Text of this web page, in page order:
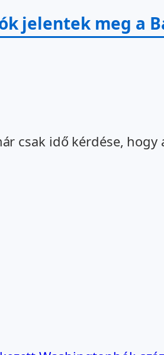
jelentek meg a
csak idő kérdése, hogy